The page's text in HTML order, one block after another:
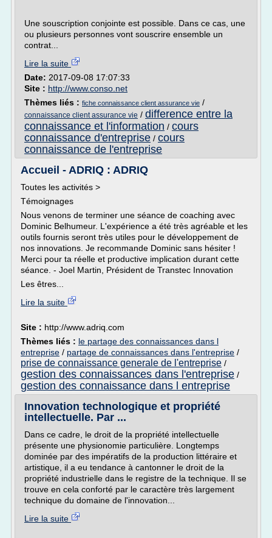
Une souscription conjointe est possible. Dans ce cas, une
ou plusieurs personnes vont souscrire ensemble un
contrat...
Lire la suite
Date: 2017-09-08 17:07:33
Site : http://www.conso.net
Thèmes liés : fiche connaissance client assurance vie /
connaissance client assurance vie / difference entre la
connaissance et l'information / cours
connaissance d'entreprise / cours
connaissance de l'entreprise
Accueil - ADRIQ : ADRIQ
Toutes les activités >
Témoignages
Nous venons de terminer une séance de coaching avec
Dominic Belhumeur. L'expérience a été très agréable et les
outils fournis seront très utiles pour le développement de
nos innovations. Je recommande Dominic sans hésiter !
Merci pour ta réelle et productive implication durant cette
séance. - Joel Martin, Président de Transtec Innovation
Les êtres...
Lire la suite
Site : http://www.adriq.com
Thèmes liés : le partage des connaissances dans l
entreprise / partage de connaissances dans l'entreprise /
prise de connaissance generale de l'entreprise /
gestion des connaissances dans l'entreprise /
gestion des connaissance dans l entreprise
Innovation technologique et propriété
intellectuelle. Par ...
Dans ce cadre, le droit de la propriété intellectuelle
présente une physionomie particulière. Longtemps
dominée par des impératifs de la production littéraire et
artistique, il a eu tendance à cantonner le droit de la
propriété industrielle dans le registre de la technique. Il se
trouve en cela conforté par le caractère très largement
technique du domaine de l'innovation...
Lire la suite